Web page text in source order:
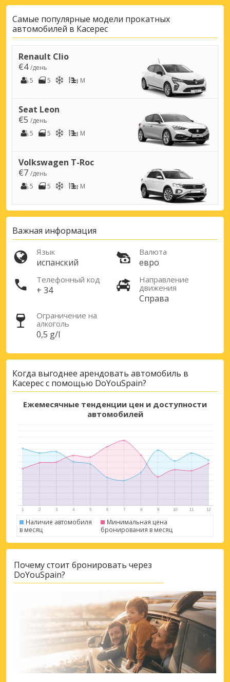
Лучшие сбережения
Получите доступ к эксклюзивным
предложениям партнёров
Войти с помощью eLink
Самые популярные модели прокатных
автомобилей в Касерес
Renault Clio
€4/день
5
5 M
Seat Leon
€5 /день
5
5 M
Volkswagen T-Roc
€7 /день
5
5 M
Важная информация
Язык
испанский
Валюта
евро
Телефонный код
+ 34
Направление
движения
Справа
Ограничение на
алкоголь
0,5 g/l
Когда выгоднее арендовать автомобиль в
Касерес с помощью DoYouSpain?
Ежемесячные тенденции цен и доступности
автомобилей
Наличие автомобиля
в месяц
Минимальная цена
бронирования в месяц
Почему стоит бронировать через
DoYouSpain?